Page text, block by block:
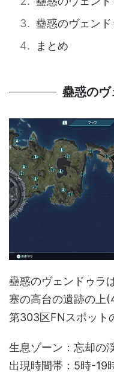
蠱惑のヴェン
まとめ
蠱惑のヴ
蠱惑のヴェンドゥラ
塞の高台の遺跡の上
第303区FNスポット
生息ゾーン：忘却の
出現時間帯：5時-19